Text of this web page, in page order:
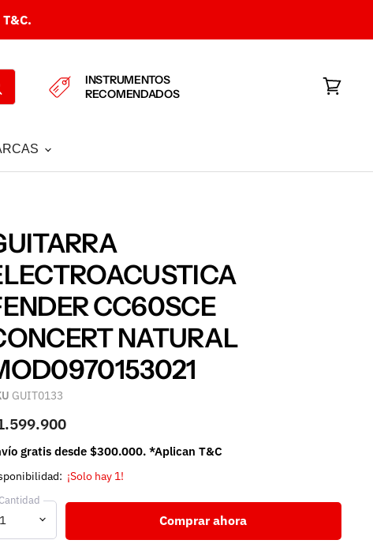
INSTRUMENTOS
RECOMENDADOS
CC60SCE
NATURAL
GUIT0133
gratis desde $300.000. *Aplican T&C
¡Solo hay 1!
Cantidad
Comprar ahora